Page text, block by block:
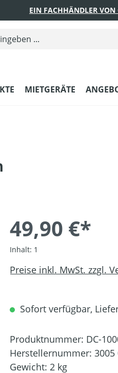
EIN FACHHÄNDLER VON
MIETGERÄTE
49,90 €*
Inhalt: 1
Preise inkl. MwSt. zzgl.
Sofort verfügbar,
Produktnummer: DC-
Herstellernummer: 3005
Gewicht: 2 kg